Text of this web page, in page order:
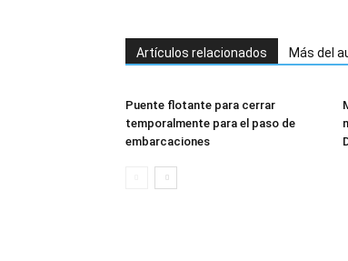
Artículos relacionados Más del
Puente flotante para cerrar
temporalmente para el paso de
embarcaciones